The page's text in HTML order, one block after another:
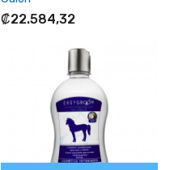
₡22.584,32